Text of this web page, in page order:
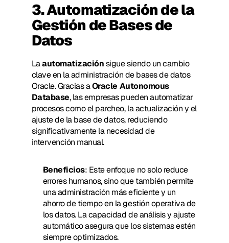
3. Automatización de la
Gestión de Bases de
Datos
La automatización sigue siendo un cambio
clave en la administración de bases de datos
Oracle. Gracias a Oracle Autonomous
Database, las empresas pueden automatizar
procesos como el parcheo, la actualización y el
ajuste de la base de datos, reduciendo
significativamente la necesidad de
intervención manual.
Beneficios: Este enfoque no solo reduce
errores humanos, sino que también permite
una administración más eficiente y un
ahorro de tiempo en la gestión operativa de
los datos. La capacidad de análisis y ajuste
automático asegura que los sistemas estén
siempre optimizados.